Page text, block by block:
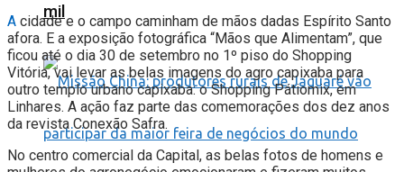
mil
A cidade e o campo caminham de mãos dadas Espírito Santo
afora. E a exposição fotográfica “Mãos que Alimentam”, que
ficou até o dia 30 de setembro no 1º piso do Shopping
Vitória, vai levar as belas imagens do agro capixaba para
outro templo urbano capixaba: o Shopping Pátiomix, em
Linhares. A ação faz parte das comemorações dos dez anos
da revista Conexão Safra.
No centro comercial da Capital, as belas fotos de homens e